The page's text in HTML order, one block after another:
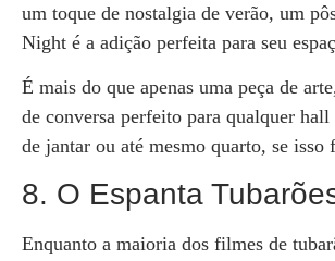
um toque de nostalgia de verão, um
Night é a adição perfeita para seu
É mais do que apenas uma peça de
de conversa perfeito para qualquer hall
de jantar ou até mesmo quarto, se isso
8. O Espanta
Enquanto a maioria dos filmes de